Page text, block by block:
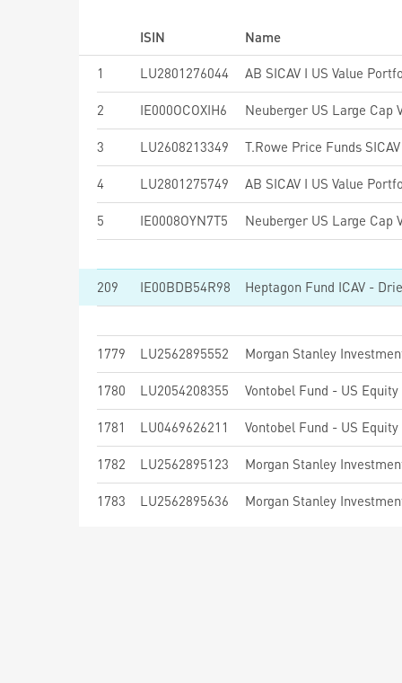
ISIN
Name
1
LU2801276044 AB SICAV I US Value
2 IE000OCOXIH6
3 LU2608213349
4 LU2801275749 AB SICAV I US Value
5 IE0008OYN7T5
209 IE00BDB54R98
1779 LU2562895552
1780 LU2054208355 Vontobel Fund - US Equity
1781 LU0469626211 Vontobel Fund - US
1782 LU2562895123
1783 LU2562895636